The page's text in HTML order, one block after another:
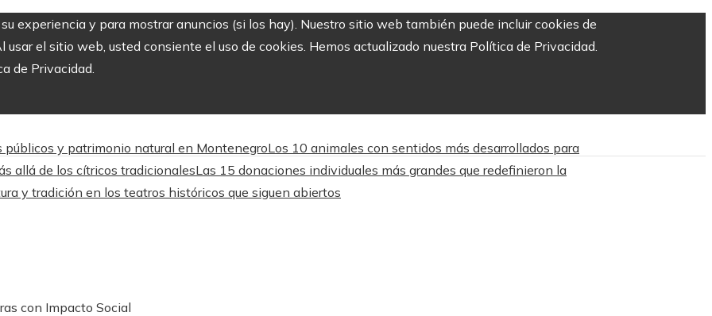
experiencia y para mostrar anuncios (si los hay). Nuestro sitio web también puede incluir cookies de
el sitio web, usted consiente el uso de cookies. Hemos actualizado nuestra Política de Privacidad.
de Privacidad.
y patrimonio natural en MontenegroLos 10 animales con sentidos más desarrollados para
allá de los cítricos tradicionalesLas 15 donaciones individuales más grandes que redefinieron la
y tradición en los teatros históricos que siguen abiertos
con Impacto Social